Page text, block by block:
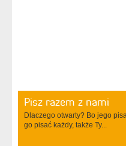
Pisz razem z nami
Dlaczego otwarty? Bo jego
go pisać każdy, także Ty...